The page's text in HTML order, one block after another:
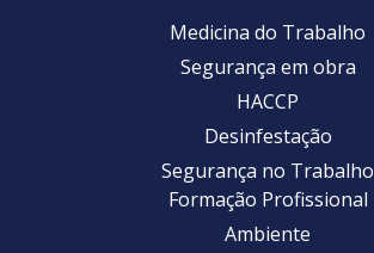
Medicina do Trabalho
Segurança em obra
HACCP
Desinfestação
Segurança no Trabalho
Formação Profissional
Ambiente